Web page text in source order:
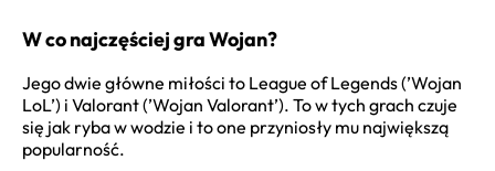
W co najczęściej gra Wojan?
Jego dwie główne miłości to League of Legends (’Wojan
LoL’) i Valorant (’Wojan Valorant’). To w tych grach czuje
się jak ryba w wodzie i to one przyniosły mu największą
popularność.